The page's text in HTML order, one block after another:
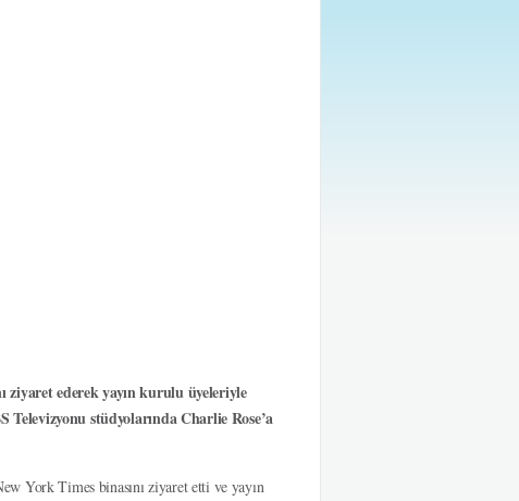
ziyaret ederek yayın kurulu üyeleriyle
Televizyonu stüdyolarında Charlie Rose’a
York Times binasını ziyaret etti ve yayın